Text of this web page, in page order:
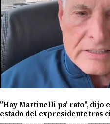
"Hay Martinelli pa' rato", dijo
estado del expresidente tras